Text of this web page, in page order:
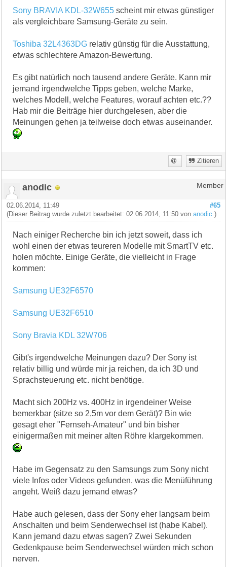
Sony BRAVIA KDL-32W655 scheint mir etwas günstiger
als vergleichbare Samsung-Geräte zu sein.
Toshiba 32L4363DG relativ günstig für die Ausstattung,
etwas schlechtere Amazon-Bewertung.
Es gibt natürlich noch tausend andere Geräte. Kann mir
jemand irgendwelche Tipps geben, welche Marke,
welches Modell, welche Features, worauf achten etc.??
Hab mir die Beiträge hier durchgelesen, aber die
Meinungen gehen ja teilweise doch etwas auseinander.
Zitieren
anodic Member
#65
02.06.2014, 11:49
(Dieser Beitrag wurde zuletzt bearbeitet: 02.06.2014, 11:50 vonanodic .)
Nach einiger Recherche bin ich jetzt soweit, dass ich
wohl einen der etwas teureren Modelle mit SmartTV etc.
holen möchte. Einige Geräte, die vielleicht in Frage
kommen:
Samsung UE32F6570
Samsung UE32F6510
Sony Bravia KDL 32W706
Gibt's irgendwelche Meinungen dazu? Der Sony ist
relativ billig und würde mir ja reichen, da ich 3D und
Sprachsteuerung etc. nicht benötige.
Macht sich 200Hz vs. 400Hz in irgendeiner Weise
bemerkbar (sitze so 2,5m vor dem Gerät)? Bin wie
gesagt eher "Fernseh-Amateur" und bin bisher
einigermaßen mit meiner alten Röhre klargekommen.
Habe im Gegensatz zu den Samsungs zum Sony nicht
viele Infos oder Videos gefunden, was die Menüführung
angeht. Weiß dazu jemand etwas?
Habe auch gelesen, dass der Sony eher langsam beim
Anschalten und beim Senderwechsel ist (habe Kabel).
Kann jemand dazu etwas sagen? Zwei Sekunden
Gedenkpause beim Senderwechsel würden mich schon
nerven.